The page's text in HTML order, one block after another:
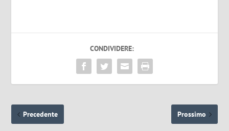
CONDIVIDERE:
Precedente Prossimo